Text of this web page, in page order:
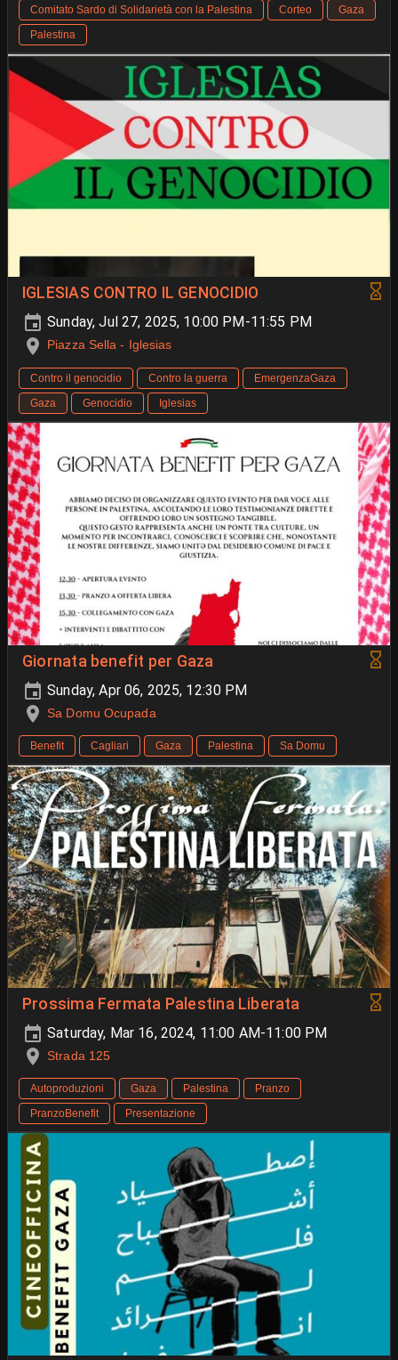
Comitato Sardo di Solidarietà con la Palestina
Corteo
Gaza
Palestina
IGLESIAS CONTRO IL GENOCIDIO
Sunday, Jul 27, 2025, 10:00 PM-11:55 PM
Piazza Sella - Iglesias
Contro il genocidio Contro la guerra
EmergenzaGaza
Gaza
Genocidio Iglesias
Giornata benefit per Gaza
Sunday, Apr 06, 2025, 12:30 PM
Sa Domu Ocupada
Benefit Cagliari Gaza Palestina Sa Domu
Prossima Fermata Palestina Liberata
Saturday, Mar 16, 2024, 11:00 AM-11:00 PM
Strada 125
Autoproduzioni Gaza Palestina
Pranzo
PranzoBenefit
Presentazione